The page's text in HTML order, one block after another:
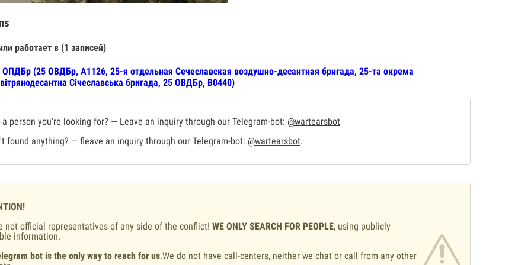
работает в (1 записей)
ОПДБр (25 ОВДБр, А1126, 25-я отдельная Сечеславская воздушно-десантная бригада, 25-та окрема
Січеславська бригада, 25 ОВДБр, В0440)
a person you're looking for? — Leave an inquiry through our Telegram-bot: @wartearsbot
found anything? — fleave an inquiry through our Telegram-bot: @wartearsbot.
not official representatives of any side of the conflict! WE ONLY SEARCH FOR PEOPLE, using publicly
information.
bot is the only way to reach for us.We do not have call-centers, neither we chat or call from any other